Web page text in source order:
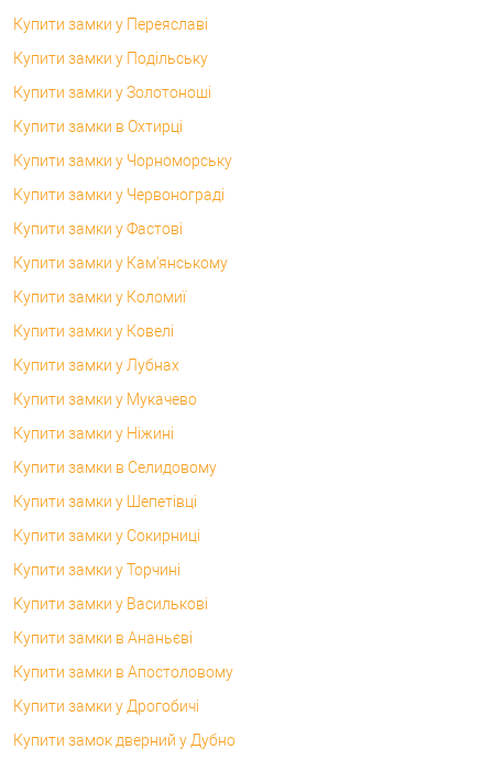
Купити замки у Переяславі
Купити замки у Подільську
Купити замки у Золотоноші
Купити замки в Охтирці
Купити замки у Чорноморську
Купити замки у Червонограді
Купити замки у Фастові
Купити замки у Кам'янському
Купити замки у Коломиї
Купити замки у Ковелі
Купити замки у Лубнах
Купити замки у Мукачево
Купити замки у Ніжині
Купити замки в Селидовому
Купити замки у Шепетівці
Купити замки у Сокирниці
Купити замки у Торчині
Купити замки у Василькові
Купити замки в Ананьєві
Купити замки в Апостоловому
Купити замки у Дрогобичі
Купити замок дверний у Дубно